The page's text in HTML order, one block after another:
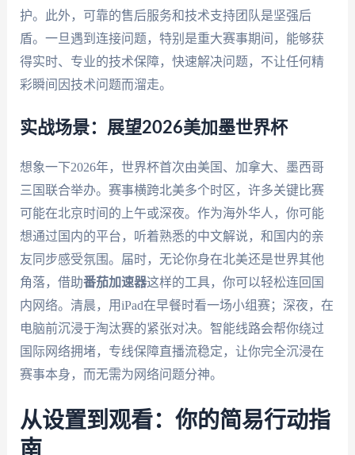
护。此外，可靠的售后服务和技术支持团队是坚强后
盾。一旦遇到连接问题，特别是重大赛事期间，能够获
得实时、专业的技术保障，快速解决问题，不让任何精
彩瞬间因技术问题而溜走。
实战场景：展望2026美加墨世界杯
想象一下2026年，世界杯首次由美国、加拿大、墨西哥
三国联合举办。赛事横跨北美多个时区，许多关键比赛
可能在北京时间的上午或深夜。作为海外华人，你可能
想通过国内的平台，听着熟悉的中文解说，和国内的亲
友同步感受氛围。届时，无论你身在北美还是世界其他
角落，借助番茄加速器这样的工具，你可以轻松连回国
内网络。清晨，用iPad在早餐时看一场小组赛；深夜，在
电脑前沉浸于淘汰赛的紧张对决。智能线路会帮你绕过
国际网络拥堵，专线保障直播流稳定，让你完全沉浸在
赛事本身，而无需为网络问题分神。
从设置到观看：你的简易行动指
南